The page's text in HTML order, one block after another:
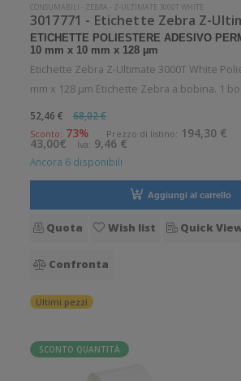
CONSUMABILI - ZEBRA - Z-ULTIMATE 3000T WHITE
ETICHETTE POLIESTERE ADESIVO
10 mm x 10 mm x 128 µm
Etichette Zebra Z-Ultimate 3000T White
mm x 128 µm Etichette Zebra a bobina. 1
con adesivo permanente. Diametro interno:
esterno: 127 mm
52,46 € 68,02 €
Sconto: 73% Prezzo di listino: 194,30 €
43,00€ Iva: 9,46 €
Ancora 6 disponibili
Aggiungi al carrello
Quota Wish list Quick
Confronta
Ultimi pezzi
SCONTO QUANTITÀ